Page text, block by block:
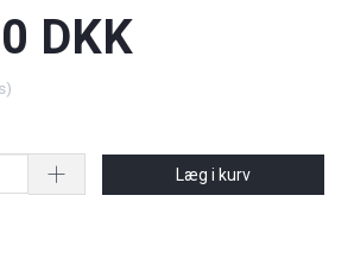
DKK
)
Læg i kurv